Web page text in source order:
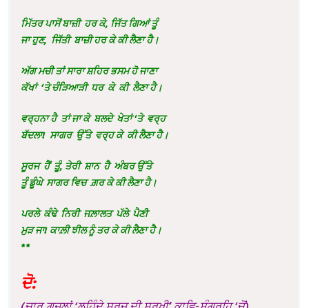
ਮਿੱਤਰ ਪਾਸੋਂ ਬਾਜ਼ੀ ਹਰ ਕੇ, ਜਿੱਤ ਗਿਆਂ ਤੂੰ
ਜਾ ਹੁਣ, ਜਿੱਤੀ ਬਾਜ਼ੀ ਹਰ ਕੇ ਕੀ ਲੈਣਾ ਹੈ।
ਅੱਗ ਮਚੀ ਤਾਂ ਸਾਰਾ ਸ਼ਹਿਰ ਭਸਮ ਹੋ ਜਾਣਾ
ਕੱਖਾਂ ‘ਤੇ ਚੰੜਿਆੜੀ ਧਰ ਕੇ ਕੀ ਲੈਣਾ ਹੈ।
ਵਰ੍ਹਨਾ ਹੈ ਤਾਂ ਜਾ ਕੇ ਬਲਦੇ ਖੇਤਾਂ ‘ਤੇ ਵਰ੍ਹ
ਬੱਦਲਾ! ਸਾਗਰ ਉੱਤੇ ਵਰ੍ਹ ਕੇ ਕੀ ਲੈਣਾ ਹੈ।
ਸੂਰਜ ਹੈਂ ਤੂੰ, ਤੇਰੀ ਸ਼ਾਨ ਹੈ ਅੰਬਰ ਉੱਤੇ
ਤੂੰ ਡੂੰਘੇ ਸਾਗਰ ਵਿਚ ਗ਼ਰ ਕੇ ਕੀ ਲੈਣਾ ਹੈ।
ਪਰਲੇ ਕੰਢੇ ਨਿਰੀ ਜਲ਼ਾਲਤ ਪੱਲੇ ਪੈਣੀ
ਮੁੜ ਜਾ! ਕਾਲ਼ੀ ਝੀਲ ਨੂੰ ਤਰ ਕੇ ਕੀ ਲੈਣਾ ਹੈ।
**
ਦੋ: